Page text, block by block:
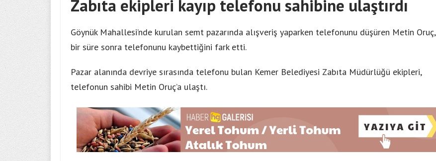
Zabıta ekipleri kayıp telefonu sahibine ulaştırdı
Göynük Mahallesi’nde kurulan semt pazarında alışveriş yaparken telefonunu düşüren Metin Oruç,
bir süre sonra telefonunu kaybettiğini fark etti.
Pazar alanında devriye sırasında telefonu bulan Kemer Belediyesi Zabıta Müdürlüğü ekipleri,
telefonun sahibi Metin Oruç’a ulaştı.